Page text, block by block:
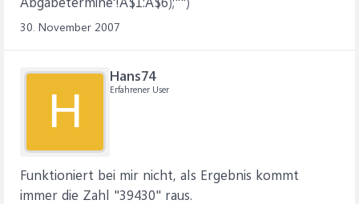
30. November 2007
H
Hans74
Erfahrener User
Funktioniert bei mir nicht, als Ergebnis kommt
immer die Zahl "39430" raus.